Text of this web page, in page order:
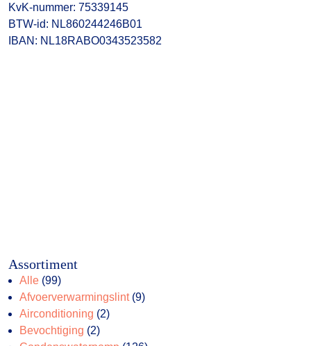
KvK-nummer: 75339145
BTW-id: NL860244246B01
IBAN: NL18RABO0343523582
Assortiment
Alle 9999
producten
Afvoerverwarmingslint 99
Airconditioning 22
Bevochtiging 22